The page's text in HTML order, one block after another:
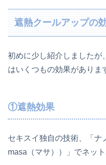
遮熱クールアップの
初めに少し紹介しましたが
はいくつもの効果がありま
①遮熱効果
セキスイ独自の技術、「ナ
masa（マサ））」でネッ